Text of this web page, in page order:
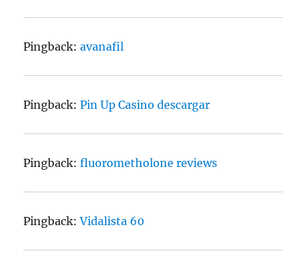
Pingback:avanafil
Pingback:Pin Up Casino descargar
Pingback:fluorometholone reviews
Pingback:Vidalista 60